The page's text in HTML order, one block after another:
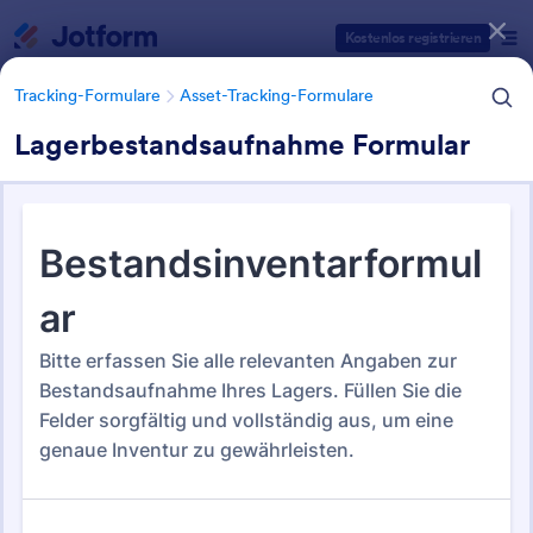
Kostenlos registrieren
Tracking-Formulare Asset-Tracking-Formulare
Lagerbestandsaufnahme Formular
Tracking-Formulare Asset-Tracking-Formulare
Asset-Tracking-Formulare
Formularvorlagen Kategorien